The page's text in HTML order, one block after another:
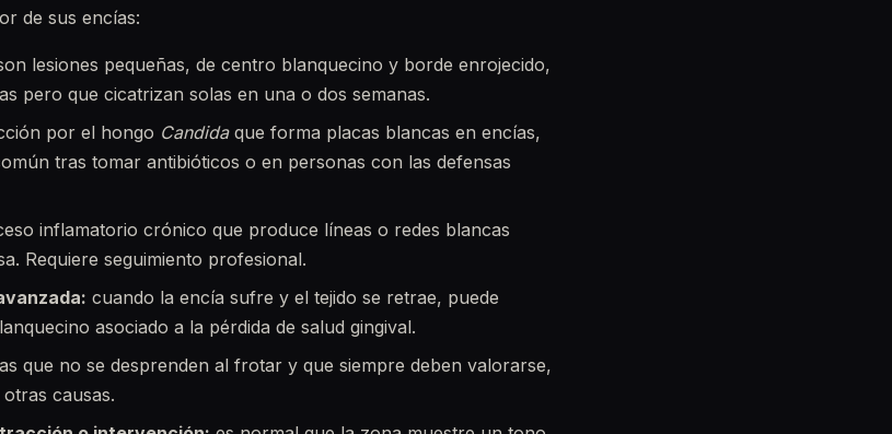
de sus encías:
lesiones pequeñas, de centro blanquecino y borde enrojecido,
pero que cicatrizan solas en una o dos semanas.
por el hongo Candidaque forma placas blancas en encías,
tras tomar antibióticos o en personas con las defensas
inflamatorio crónico que produce líneas o redes blancas
Requiere seguimiento profesional.
cuando la encía sufre y el tejido se retrae, puede
asociado a la pérdida de salud gingival.
que no se desprenden al frotar y que siempre deben valorarse,
causas.